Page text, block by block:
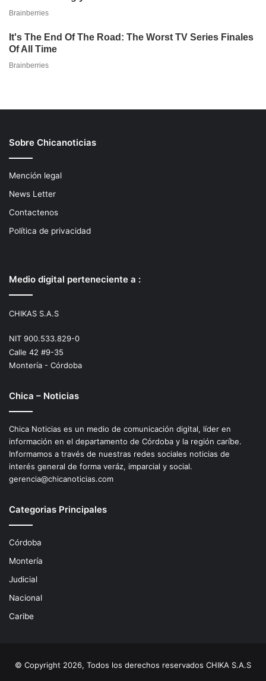
Sobre Chicanoticias
Mención legal
News Letter
Contactenos
Política de privacidad
Medio digital perteneciente a :
CHIKAS S.A.S
NIT 900.533.829-0
Calle 42 #9-35
Montería - Córdoba
Chica – Noticias
Chica Noticias es un medio de comunicación digital, líder en
información en el departamento de Córdoba y la región caríbe.
Informamos a través de nuestras redes sociales noticias de
interés general de forma veráz, imparcial y social.
gerencia@chicanoticias.com
Categorias Principales
Córdoba
Montería
Judicial
Nacional
Caribe
© Copyright 2026, Todos los derechos reservados CHIKA S.A.S